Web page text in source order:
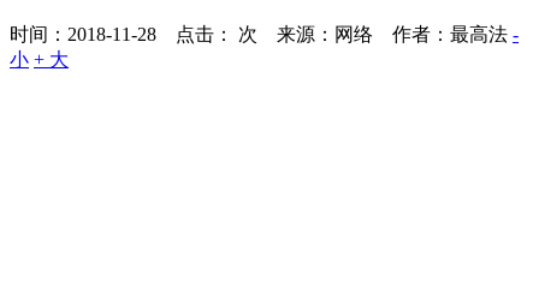
时间：2018-11-28 点击： 次 来源：网络 作者：最高法 -
小 + 大